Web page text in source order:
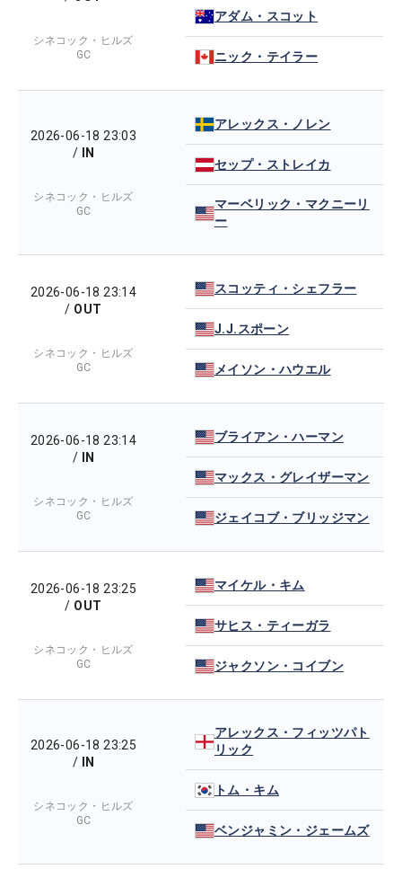
シネコック・ヒルズ
GC
アダム・スコット
ニック・テイラー
2026-06-18 23:03
/
IN
シネコック・ヒルズ
GC
アレックス・ノレン
セップ・ストレイカ
マーベリック・マクニーリ
ー
2026-06-18 23:14
/ OUT
シネコック・ヒルズ
GC
スコッティ・シェフラー
J.J.スポーン
メイソン・ハウエル
2026-06-18 23:14
/
IN
シネコック・ヒルズ
GC
ブライアン・ハーマン
マックス・グレイザーマン
ジェイコブ・ブリッジマン
2026-06-18 23:25
/ OUT
シネコック・ヒルズ
GC
マイケル・キム
サヒス・ティーガラ
ジャクソン・コイブン
2026-06-18 23:25
/
IN
シネコック・ヒルズ
GC
アレックス・フィッツパト
リック
トム・キム
ベンジャミン・ジェームズ